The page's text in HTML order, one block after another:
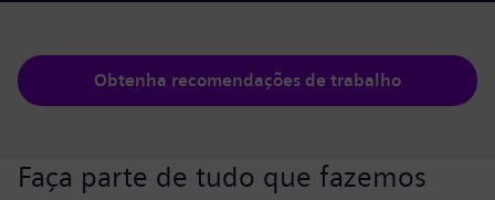
Obtenha recomendações de trabalho
Faça parte de tudo que fazemos